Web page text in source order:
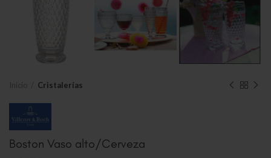
Cristalerías
Boston Vaso alto/Cerveza